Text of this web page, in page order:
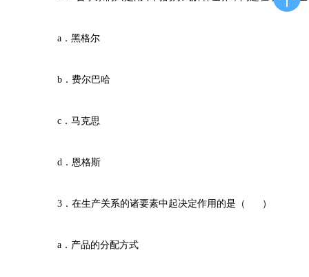
a．黑格尔
b．费尔巴哈
c．马克思
d．恩格斯
3．在生产关系的诸要素中起决定作用的是（ ）
a．产品的分配方式